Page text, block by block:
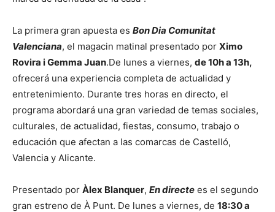
La primera gran apuesta es Bon Dia Comunitat
Valenciana, el magacin matinal presentado por Ximo
Rovira i Gemma Juan.De lunes a viernes, de 10h a 13h,
ofrecerá una experiencia completa de actualidad y
entretenimiento. Durante tres horas en directo, el
programa abordará una gran variedad de temas sociales,
culturales, de actualidad, fiestas, consumo, trabajo o
educación que afectan a las comarcas de Castelló,
Valencia y Alicante.
Presentado por Àlex Blanquer, En directe es el segundo
gran estreno de À Punt. De lunes a viernes, de 18:30 a